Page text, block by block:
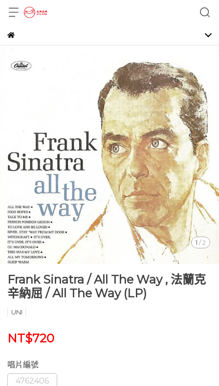
1 /2
Frank Sinatra ‎/ All The Way , 法蘭克
辛納屈 / All The Way (LP)
UNI
NT$720
唱片編號
4762406